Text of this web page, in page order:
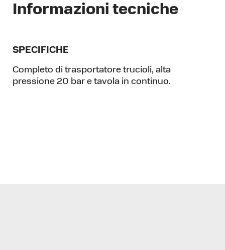
Informazioni tecniche
SPECIFICHE
Completo di trasportatore trucioli, alta
pressione 20 bar e tavola in continuo.